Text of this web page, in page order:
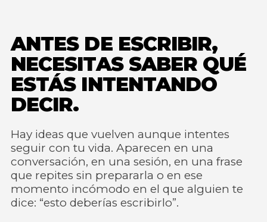
ANTES DE ESCRIBIR,
NECESITAS SABER QUÉ
ESTÁS INTENTANDO
DECIR.
Hay ideas que vuelven aunque intentes
seguir con tu vida. Aparecen en una
conversación, en una sesión, en una frase
que repites sin prepararla o en ese
momento incómodo en el que alguien te
dice: “esto deberías escribirlo”.